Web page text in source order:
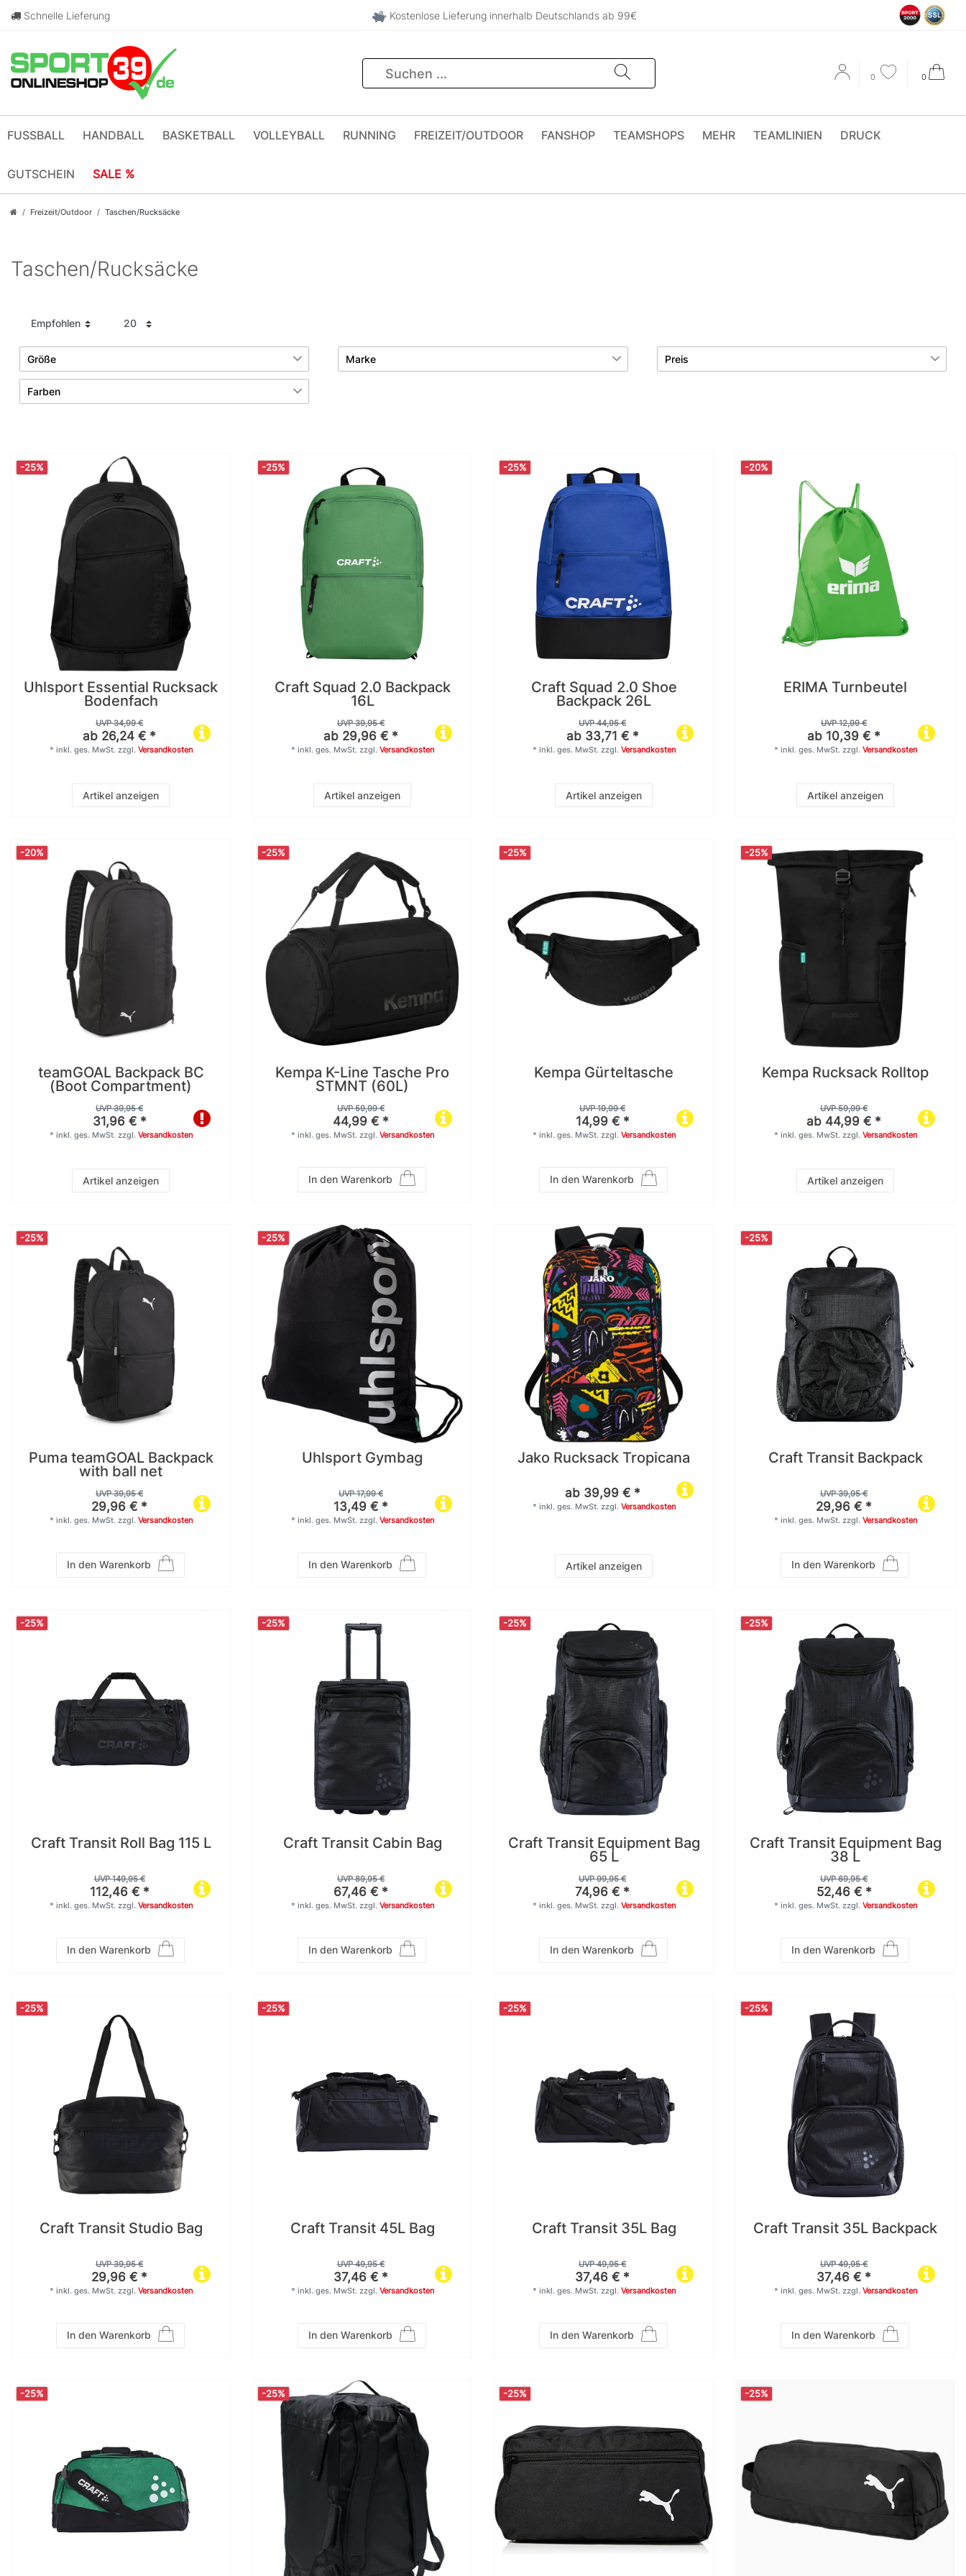
Schnelle Lieferung Kostenlose Lieferung innerhalb Deutschlands ab 99€
0 0
FUSSBALL HANDBALL BASKETBALL VOLLEYBALL RUNNING FREIZEIT/OUTDOOR FANSHOP TEAMSHOPS MEHR TEAMLINIEN DRUCK
GUTSCHEIN SALE %
Freizeit/Outdoor Taschen/Rucksäcke
Taschen/Rucksäcke
Größe
1
6
L
13
XL
Farben
Marke
Erima 7
Hummel 17
Puma
Select
11
Preis
-25%
Uhlsport Essential Rucksack
Bodenfach
UVP 34,99 €
ab 26,24 € *
Artikel anzeigen
* inkl. ges. MwSt. zzgl. Versandkosten
-25%
Craft Squad 2.0 Backpack
16L
UVP 39,95 €
ab 29,96 € *
Artikel anzeigen
* inkl. ges. MwSt. zzgl. Versandkosten
-25%
Craft Squad 2.0 Shoe
Backpack 26L
UVP 44,95 €
ab 33,71 € *
Artikel anzeigen
* inkl. ges. MwSt. zzgl. Versandkosten
-20%
ERIMA Turnbeutel
UVP 12,99 €
ab 10,39 € *
Artikel anzeigen
* inkl. ges. MwSt. zzgl. Versandkosten
-20%
teamGOAL Backpack BC
(Boot Compartment)
UVP 39,95 €
31,96 € *
Artikel anzeigen
* inkl. ges. MwSt. zzgl. Versandkosten
-25%
Kempa K-Line Tasche Pro
STMNT (60L)
UVP 59,99 €
44,99 € *
In den Warenkorb
* inkl. ges. MwSt. zzgl. Versandkosten
-25%
Kempa Gürteltasche
UVP 19,99 €
14,99 € *
In den Warenkorb
* inkl. ges. MwSt. zzgl. Versandkosten
-25%
Kempa Rucksack Rolltop
UVP 59,99 €
ab 44,99 € *
Artikel anzeigen
* inkl. ges. MwSt. zzgl. Versandkosten
-25%
Puma teamGOAL Backpack
with ball net
UVP 39,95 €
29,96 € *
In den Warenkorb
* inkl. ges. MwSt. zzgl. Versandkosten
-25%
Uhlsport Gymbag
UVP 17,99 €
13,49 € *
In den Warenkorb
* inkl. ges. MwSt. zzgl. Versandkosten
Jako Rucksack Tropicana
ab 39,99 € *
Artikel anzeigen
* inkl. ges. MwSt. zzgl. Versandkosten
-25%
Craft Transit Backpack
UVP 39,95 €
29,96 € *
In den Warenkorb
* inkl. ges. MwSt. zzgl. Versandkosten
-25%
Craft Transit Roll Bag 115 L
UVP 149,95 €
112,46 € *
In den Warenkorb
* inkl. ges. MwSt. zzgl. Versandkosten
-25%
Craft Transit Cabin Bag
UVP 89,95 €
67,46 € *
In den Warenkorb
* inkl. ges. MwSt. zzgl. Versandkosten
-25%
Craft Transit Equipment Bag
65 L
UVP 99,95 €
74,96 € *
In den Warenkorb
* inkl. ges. MwSt. zzgl. Versandkosten
-25%
Craft Transit Equipment Bag
38 L
UVP 69,95 €
52,46 € *
In den Warenkorb
* inkl. ges. MwSt. zzgl. Versandkosten
-25%
Craft Transit Studio Bag
UVP 39,95 €
29,96 € *
In den Warenkorb
* inkl. ges. MwSt. zzgl. Versandkosten
-25%
Craft Transit 45L Bag
UVP 49,95 €
37,46 € *
In den Warenkorb
* inkl. ges. MwSt. zzgl. Versandkosten
-25%
Craft Transit 35L Bag
UVP 49,95 €
37,46 € *
In den Warenkorb
* inkl. ges. MwSt. zzgl. Versandkosten
-25%
Craft Transit 35L Backpack
UVP 49,95 €
37,46 € *
In den Warenkorb
* inkl. ges. MwSt. zzgl. Versandkosten
-25% -25% -25% -25%